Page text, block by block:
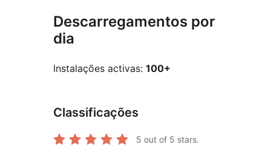
Descarregamentos por
dia
Instalações activas: 100+
Classificações
5 out of 5 stars.